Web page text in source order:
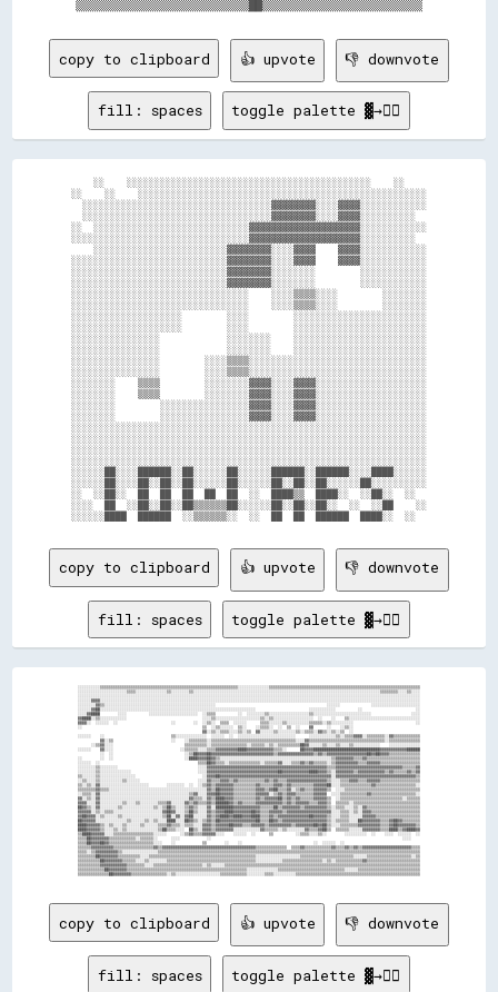
copy to clipboard 👍 upvote 👎 downvote
fill: spaces toggle palette ▓→✊🏽
    ░░    ░░░░░░░░░░░░░░░░░░░░░░░░░░░░░░░░░░░░░░░░░░░░    ░░
░░    ░░    ░░░░░░░░░░░░░░░░░░░░░░░░░░░░░░░░░░░░░░░░░░░░░░░░░░░░
  ░░░░░░░░░░░░░░░░░░░░░░░░░░░░░░░░░░▓▓▓▓▓▓▓▓░░░░▓▓▓▓░░░░░░░░░░░░
  ░░░░░░░░░░░░░░░░░░░░░░░░░░░░░░░░░░▓▓▓▓▓▓▓▓░░░░▓▓▓▓░░░░░░░░░░
░░  ░░░░░░░░░░░░░░░░░░░░░░░░░░░░▓▓▓▓▓▓▓▓▓▓▓▓▓▓▓▓▓▓▓▓░░░░░░░░░░░░
░░░░░░░░░░░░░░░░░░░░░░░░░░░░░░░░▓▓▓▓▓▓▓▓▓▓▓▓▓▓▓▓▓▓▓▓░░░░░░░░░░
    ░░░░░░░░░░░░░░░░░░░░░░░░▓▓▓▓▓▓▓▓░░░░▓▓▓▓    ▓▓▓▓░░░░░░░░░░░░
░░░░░░░░░░░░░░░░░░░░░░░░░░░░▓▓▓▓▓▓▓▓░░░░▓▓▓▓    ▓▓▓▓░░░░░░░░░░░░
░░░░░░░░░░░░░░░░░░░░░░░░░░░░▓▓▓▓▓▓▓▓░░░░░░░░        ░░░░░░░░░░░░
░░░░░░░░░░░░░░░░░░░░░░░░░░░░▓▓▓▓▓▓▓▓░░░░░░░░        ░░░░░░░░░░░░
░░░░░░░░░░░░░░░░░░░░░░░░░░░░░░░░    ░░░░▒▒▒▒░░░░        ░░░░░░░░
░░░░░░░░░░░░░░░░░░░░░░░░░░░░░░░░    ░░░░▒▒▒▒░░░░        ░░░░░░░░
░░░░░░░░░░░░░░░░░░░░        ░░░░        ░░░░░░░░░░░░░░░░░░░░░░░░
░░░░░░░░░░░░░░░░░░░░        ░░░░        ░░░░░░░░░░░░░░░░░░░░░░░░
░░░░░░░░░░░░░░░░            ░░░░░░░░    ░░░░░░░░░░░░░░░░░░░░░░░░
░░░░░░░░░░░░░░░░            ░░░░░░░░    ░░░░░░░░░░░░░░░░░░░░░░░░
░░░░░░░░░░░░░░░░        ░░░░▒▒▒▒░░░░░░░░░░░░░░░░░░░░░░░░░░░░░░░░
░░░░░░░░░░░░░░░░        ░░░░▒▒▒▒░░░░░░░░░░░░░░░░░░░░░░░░░░░░░░░░
░░░░░░░░    ▒▒▒▒        ░░░░░░░░▓▓▓▓░░░░▓▓▓▓░░░░░░░░░░░░░░░░░░░░
░░░░░░░░    ▒▒▒▒        ░░░░░░░░▓▓▓▓░░░░▓▓▓▓░░░░░░░░░░░░░░░░░░░░
░░░░░░░░        ░░░░░░░░░░░░░░░░▓▓▓▓░░░░▓▓▓▓░░░░░░░░░░░░░░░░░░░░
░░░░░░░░        ░░░░░░░░░░░░░░░░▓▓▓▓░░░░▓▓▓▓░░░░░░░░░░░░░░░░░░░░
░░░░░░░░░░░░░░░░░░░░░░░░░░░░░░░░░░░░░░░░░░░░░░░░░░░░░░░░░░░░░░░░
░░░░░░░░░░░░░░░░░░░░░░░░░░░░░░░░░░░░░░░░░░░░░░░░░░░░░░░░░░░░░░░░
░░░░░░░░░░░░░░░░░░░░░░░░░░░░░░░░░░░░░░░░░░░░░░░░░░░░░░░░░░░░░░░░
░░░░░░░░░░░░░░░░░░░░░░░░░░░░░░░░░░░░░░░░░░░░░░░░░░░░░░░░░░░░░░░░
░░░░░░██░░░░██████░░██░░░░░░██░░░░░░██████░░██████░░░░████░░░░░░
░░░░░░██░░░░██░░██░░██░░░░░░██░░░░░░██░░██░░██░░░░░░██░░░░░░░░░░
░░  ░░██░░  ██  ██  ██  ██  ██  ░░  ████▒▒  ████░░  ░░██░░  ░░
░░░░  ██  ░░██░░██░░██▒▒▒▒▒▒██░░░░░░██░░██░░██░░  ░░  ░░██    ░░
copy to clipboard 👍 upvote 👎 downvote
fill: spaces toggle palette ▓→✊🏽
░░░░░░▓▓▓▓░░░░░░░░░░░░░░░░░░░░░░░░░░░░░░░░░░░░░░░░░░░░░░░░░░░░░░░░░░░░░░░░░░░░░░░░░░░░░░░░░░░░░░░░░░░░░░░░░░░░░░░░░░░░░░░░░░░░░░░░░░░░░░░░░░░░░░░░░░░░░░░░
░░░░░░░░▓▓▒▒░░░░░░░░░░░░░░░░░░░░░░░░░░░░░░░░░░░░░░░░░░░░░░░░░░                                                  ░░░░░░              ░░░░░░░░░░░░░░░░░░░░░░
░░░░░░▓▓██░░░░░░░░░░░░░░░░░░░░░░░░░░░░░░░░░░░░░░░░░░░░░░░░░░░░░░░░░░░░░░░░░░░░░░                        ░░░░░░░░░░░░          ░░                        ░░
░░░░▓▓████        ░░░░          ░░░░░░░░░░░░░░░░░░░░░░  ░░▒▒▒▒          ░░  ░░░░░░░░▒▒░░░░░░░░░░░░░░░░░░▒▒░░░░░░░░░░░░░░░░░░░░░░░░░░                  ░░░░
▓▓████░░▒▒░░░░░░░░░░░░                                  ░░░░▒▒░░░░░░░░░░░░░░░░░░░░▒▒░░▒▒░░░░░░░░░░░░░░░░░░  ░░    ░░    ▒▒░░░░░░░░░░░░░░░░░░░░░░░░░░░░░░░░
▓▓▓▓░░  ░░░░░░  ░░                        ░░        ░░  ░░▒▒░░  ▒▒▒▒  ░░░░░░      ▒▒▒▒░░░░░░▒▒░░░░░░░░░░▒▒▒▒▒▒░░▒▒░░░░░░░░░░                            ░░
░░                                                      ▒▒  ░░▒▒░░░░░░  ▒▒░░    ░░▒▒▒▒░░  ░░  ▒▒  ░░    ▓▓      ░░    ░░▒▒░░
                                                        ▓▓░░▒▒░░▒▒▒▒░░░░▒▒░░▒▒  ▓▓░░░░░░▒▒░░░░░░░░▒▒░░▒▒▒▒░░▓▓▒▒░░▒▒░░▒▒  ░░
░░░░░░    ░░                              ▒▒░░░░░░░░░░░░░░  ░░░░░░  ░░  ░░░░░░░░░░░░░░░░░░░░░░░░░░      ░░░░░░░░░░░░▒▒░░▒▒▒▒▓▓▓▓░░▒▒▒▒▒▒▒▒░░▓▓▒▒▒▒▒▒▒▒▒▒▒▒
          ▓▓░░▒▒                          ░░    ░░▒▒▒▒▒▒▒▒░░▒▒▒▒▒▒▒▒▒▒▒▒▒▒▒▒▒▒▒▒▒▒▒▒▒▒▒▒▒▒▒▒▒▒▒▒▒▒░░░░▓▓▒▒▒▒▒▒▒▒▒▒▒▒▒▒▒▒▒▒▒▒▒▒▒▒▒▒▒▒▒▒▒▒▒▒░░▒▒▒▒▒▒▒▒▒▒▒▒▒▒
      ░░▒▒▓▓░░░░                                ▒▒▒▒▒▒▒▒▒▒░░▒▒▒▒▒▒▒▒▒▒▒▒▒▒▒▒░░▒▒▒▒▒▒░░▒▒░░▒▒▒▒▒▒▒▒▒▒██▓▓░░░░░░▒▒░░░░▒▒░░░░▒▒░░░░░░░░░░░░    ░░░░░░░░░░░░░░
░░░░░░    ▓▓░░░░                              ░░▒▒▒▒▒▒░░░░▒▒▒▒▓▓▓▓▓▓▓▓▓▓████▓▓▓▓▓▓▓▓▓▓▓▓▒▒▒▒░░      ██▓▓▓▓██████████████████████████████▓▓▓▓▓▓▓▓▓▓▓▓██████
          ░░  ░░                                ░░▒▒██▓▓▓▓██▓▓▓▓▓▓▓▓▓▓▓▓▓▓▓▓▓▓▓▓▓▓▓▓▓▓▓▓▒▒▓▓▓▓▓▓▓▓▓▓▓▓▓▓▓▓▒▒▓▓▒▒▓▓▓▓▓▓▓▓▓▓▓▓▓▓▓▓▓▓██▓▓██▓▓▓▓▒▒▒▒▒▒▒▒▒▒▒▒▒▒
░░        ░░  ░░                                ░░████▓▓▓▓██▓▓▒▒░░░░░░░░░░░░░░░░░░░░░░░░░░░░░░░░░░░░░░░░░░░░░░░░░░▒▒▓▓▓▓▓▓▓▓▒▒▒▒▓▓▒▒▒▒▒▒▒▒▒▒▒▒▒▒▒▒▒▒▒▒▒▒▒▒
░░░░░░  ░░                                            ▒▒▒▒██▓▓▒▒▒▒░░▒▒▒▒▒▒▒▒▒▒▒▒▒▒░░▒▒▒▒▒▒▓▓░░░░▒▒▒▒▓▓▒▒▓▓▒▒▒▒▒▒░░▒▒▓▓▓▓▓▓▓▓▓▓▒▒▒▒▓▓▓▓▓▓▒▒▒▒▒▒▒▒▒▒▒▒▒▒▒▒▒▒
░░░░░░░░▒▒░░░░░░░░                                    ░░░░▓▓▓▓▓▓▓▓▓▓▓▓▓▓▓▓▓▓▓▓▓▓▓▓▓▓▓▓▓▓▓▓▓▓▓▓▓▓▓▓▓▓▓▓▓▓▓▓▓▓▓▓▓▓▒▒▒▒▓▓▓▓▓▓▓▓▓▓▓▓▓▓▓▓▓▓▓▓▓▓▓▓▓▓▓▓▓▓▒▒▒▒▒▒▓▓
░░░░░░░░▒▒░░░░░░░░░░░░░░                              ░░░░▓▓▓▓▓▓▓▓▓▓▓▓▓▓▓▓▓▓▓▓▓▓▓▓▓▓▓▓▓▓▓▓██▓▓▓▓▓▓▓▓▓▓▓▓████▓▓▓▓▒▒░░▓▓▓▓▓▓▓▓▒▒▓▓▓▓▓▓▓▓▓▓▓▓▒▒▓▓▒▒▒▒▒▒▓▓▒▒▓▓
▒▒░░░░░░▒▒░░░░░░░░░░░░░░░░                              ░░▓▓▓▓██▓▓▓▓▓▓▓▓▓▓▓▓▓▓▓▓▓▓▓▓▓▓▓▓▓▓▓▓▓▓▓▓▓▓▓▓▓▓▓▓▓▓▓▓▓▓▓▓▓▓░░▓▓▓▓▓▓▓▓▓▓▓▓▓▓▓▓▓▓▓▓▓▓▓▓▓▓▓▓▓▓▓▓▓▓▓▓▒▒
░░▒▒░░░░▒▒░░░░░░░░░░▒▒░░░░░░                          ░░░░▓▓▒▒▒▒▓▓▓▓▒▒▓▓▒▒▒▒▒▒▒▒▒▒▒▒▓▓▒▒▓▓▒▒▒▒▓▓▓▓▓▓▓▓▓▓▓▓▓▓▓▓▓▓▒▒░░░░▒▒▒▒▓▓▓▓▒▒▒▒▓▓▓▓▓▓▒▒▒▒▒▒▒▒▒▒▒▒▒▒▒▒▒▒
▒▒░░▒▒░░▓▓░░░░░░░░░░░░░░░░░░░░░░        ░░░░░░░░  ░░  ░░▒▒▓▓▒▒▓▓▓▓▓▓▓▓▒▒▒▒▒▒▒▒▒▒▓▓▒▒▒▒▒▒▓▓▓▓▒▒▓▓▒▒▒▒▒▒▒▒▒▒▓▓▓▓▓▓██░░░░▒▒▒▒▒▒▒▒▒▒▒▒▒▒▓▓▒▒▒▒▒▒▒▒▒▒▒▒▒▒▒▒▒▒░░
▒▒▒▒▒▒▒▒▓▓▒▒▒▒░░░░░░░░░░░░░░░░░░░░░░░░░░░░░░░░░░░░░░░░░░░░▓▓▒▒██▓▓▓▓▓▓▒▒▒▒▒▒▒▒▒▒▓▓▓▓▒▒▓▓██▒▒▒▒▓▓░░▒▒▓▓▒▒▒▒▓▓▓▓▓▓▒▒  ░░░░▒▒▒▒▒▒▒▒▒▒▒▒▒▒▒▒▒▒▒▒▒▒▒▒▒▒▒▒▒▒▒▒▒▒
░░▒▒▒▒░░▓▓░░░░░░░░░░░░░░░░░░░░░░░░░░░░░░░░░░░░░░░░▒▒▓▓░░░░▓▓▓▓██▓▓▓▓▓▓▒▒▒▒▒▒▒▒▒▒▓▓▓▓▓▓░░▒▒▓▓▒▒▓▓▓▓▒▒▒▒▒▒▒▒▓▓▓▓▓▓  ░░░░▒▒▒▒▒▒▒▒▒▒▒▒▓▓▒▒▒▒▒▒▒▒▒▒▒▒▒▒▒▒▒▒▒▒░░
▓▓░░▒▒░░▓▓░░░░░░░░░░░░░░░░░░░░░░░░░░░░░░░░░░░░░░░░▓▓▒▒▒▒░░▓▓▒▒████▓▓▓▓▒▒▒▒▒▒▒▒▒▒▓▓▒▒▓▓▓▓▓▓██▒▒▓▓▒▒▓▓▒▒▒▒▒▒▓▓▓▓▓▓▒▒  ░░▒▒▒▒▒▒▒▒▒▒▒▒▒▒▒▒▒▒▒▒▒▒▒▒▒▒▒▒░░▒▒▒▒▒▒
▓▓▓▓░░░░▓▓░░░░░░░░░░▒▒░░░░▒▒░░░░░░░░▒▒▒▒▓▓░░░░░░▓▓▒▒▓▓▒▒▒▒▓▓▒▒██████▓▓▒▒▓▓▒▒▒▒▒▒▓▓▓▓▓▓▓▓▓▓▓▓▒▒▓▓▒▒▓▓▓▓▓▓▒▒▒▒▓▓▓▓▒▒  ▒▒▒▒▒▒░░▒▒▒▒▒▒▒▒▒▒▒▒▒▒▒▒▒▒▒▒▒▒▒▒▒▒▒▒▒▒
██▓▓▒▒░░▓▓░░░░░░░░▒▒░░░░░░░░░░░░░░▒▒░░▒▒██▒▒░░░░▒▒▓▓▒▒░░░░▓▓░░████████▓▓▓▓▓▓▓▓▓▓▓▓▒▒▒▒▒▒██▒▒▓▓▓▓▓▓▓▓▒▒▓▓▓▓▓▓▓▓▓▓▒▒░░▒▒▒▒░░░░▒▒░░▓▓▒▒▒▒▒▒▒▒▒▒▒▒▒▒▒▒▒▒▒▒▒▒▒▒
▓▓▓▓▓▓░░▒▒░░▒▒▒▒░░░░░░░░░░░░░░░░░░░░░░▓▓██▓▓░░░░▒▒██▒▒░░░░▓▓▒▒▓▓▓▓████▓▓▓▓▓▓▓▓██▓▓▒▒▒▒▓▓▓▓▓▓▒▒▓▓▓▓▓▓▓▓▓▓▓▓▓▓▓▓▓▓▓▓░░░░▒▒▒▒░░▒▒░░▓▓▓▓▒▒▒▒▒▒▒▒▒▒▒▒▒▒▒▒▒▒▒▒▒▒
▓▓██▓▓▓▓░░▒▒░░░░░░▒▒░░░░░░░░░░░░░░░░░░▒▒██░░▓▓░░▓▓██░░░░░░▓▓▒▒▓▓████▓▓████▓▓▓▓████▒▒▒▒▓▓▒▒▓▓▓▓▓▓▓▓▓▓▓▓▓▓██▓▓▓▓▓▓▒▒░░░░▒▒▒▒░░░░░░▓▓▓▓▓▓▒▒▒▒▒▒▒▒▒▒▒▒▒▒▒▒▒▒▒▒
██▓▓▓▓▓▓░░░░░░░░░░░░░░▒▒░░░░░░▒▒░░▒▒░░░░████░░░░██▓▓▒▒░░▒▒▓▓▒▒██▓▓▓▓▓▓▓▓▓▓▓▓▓▓▓▓██▒▒▒▒██▓▓▒▒▓▓▓▓▓▓▓▓▓▓▓▓▓▓▓▓▓▓▓▓▒▒░░▒▒▒▒▒▒░░░░██▓▓▓▓▓▓▓▓▒▒▒▒▓▓██▓▓▒▒▒▒▒▒▒▒
████▓▓▓▓▓▓▒▒░░▒▒░░░░▒▒░░░░░░▒▒░░░░░░▒▒▒▒▓▓▒▒▒▒░░▒▒▒▒░░░░▓▓▓▓▒▒▓▓▓▓▓▓██▓▓▓▓▒▒▒▒▓▓▓▓▓▓▒▒▓▓▓▓▓▓▓▓▓▓▒▒▓▓▓▓▓▓▓▓██▓▓██▒▒░░░░▒▒▒▒▒▒▒▒▓▓▓▓▓▓▓▓▓▓▒▒▒▒▓▓██▓▓▓▓▓▓▓▓▒▒
████▓▓▓▓▓▓▒▒░░░░▒▒░░▒▒░░░░░░░░░░░░░░▒▒██▒▒▒▒░░░░  ██▒▒░░▓▓▓▓▒▒▓▓▓▓▓▓▓▓░░░░░░░░░░░░▓▓▒▒▒▒▒▒░░▒▒░░░░░░░░▓▓▒▒▒▒▓▓██▒▒  ▒▒▒▒▒▒░░░░░░▓▓▓▓▓▓▓▓▒▒▒▒████▒▒▓▓████▓▓
▒▒████▓▓▓▓▓▓░░░░▒▒▒▒▒▒▒▒▒▒▒▒▒▒▒▒▒▒░░░░░░      ░░▒▒▓▓▒▒▒▒▓▓▓▓▓▓░░░░    ░░░░░░  ░░      ▒▒          ░░▒▒▒▒░░░░▒▒░░        ░░░░░░░░░░  ░░    ░░░░  ░░░░░░  ░░
▒▒▒▒██▓▓▓▓▓▓▓▓▒▒▒▒▒▒▒▒▒▒▒▒░░▒▒▒▒▒▒░░      ░░░░            ░░                                                                                      ░░░░
▒▒▒▒██▓▓▓▓██▓▓▒▒▒▒▒▒▒▒▒▒▒▒▒▒▒▒▒▒▒▒░░░░    ░░            ▒▒        ░░    ░░                                ░░  ░░░░░░  ░░
▒▒▒▒▒▒▓▓▓▓▓▓▓▓▓▓▒▒▒▒▒▒▒▒▒▒▒▒▒▒▒▒▒▒▓▓▒▒▓▓▓▓▓▓▓▓▓▓▓▓▓▓▓▓▓▓▓▓▓▓▓▓▓▓▓▓▓▓▓▓▓▓▓▓▓▓▓▓▓▓▒▒▒▒▒▒▒▒▒▒▒▒▒▒  ▒▒▒▒▓▓▒▒▒▒▒▒▒▒▒▒▒▒▓▓▒▒▒▒▓▓▒▒▓▓▒▒▓▓▓▓▓▓▓▓▓▓▓▓▓▓▓▓▓▓▓▓▓▓▒▒▒▒
▒▒▒▒░░▒▒▓▓▓▓▓▓▓▓▓▓▒▒░░░░░░░░░░░░░░░░▒▒▒▒▒▒▒▒▒▒▒▒▒▒▒▒▒▒▒▒▒▒▒▒▒▒▒▒▒▒▒▒▒▒▒▒▒▒▒▒▒▒▒▒▒▒▒▒▒▒▒▒▒▒▒▒▒▒▒▒▒▒▒▒▒▒▒▒▒▒▒▒▒▒▒▒▒▒▒▒▒▒▒▒▒▒▒▒▒▒▒▒▒▒▒▒▒▒▒▒▒▒▒▒▒▒▒▒▒▒▒▒▒▒▒▒▒▒
▒▒▒▒▒▒▒▒██▓▓▓▓▓▓▓▓▒▒▒▒▒▒▒▒▒▒░░░░▒▒▒▒▒▒▒▒▒▒▒▒▒▒▒▒▒▒▒▒▒▒▒▒▒▒▒▒▒▒▒▒▒▒▒▒▒▒▒▒▒▒▒▒▒▒▒▒░░░░░░░░░░░░░░░░░░░░▒▒▒▒▒▒▒▒▒▒▒▒▒▒▒▒▒▒▒▒▒▒▒▒░░░░░░▒▒▒▒▒▒▒▒▒▒▒▒▒▒▒▒▒▒▒▒░░▒▒
▒▒▒▒▒▒▒▒▒▒██▓▓▓▓▓▓▓▓▒▒▒▒▒▒░░░░▒▒░░░░░░░░▒▒▒▒▒▒▒▒▒▒▒▒▒▒▒▒▒▒▒▒▒▒▒▒▒▒▒▒▒▒▒▒▒▒▒▒▒▒▒▒░░░░░░░░░░░░▒▒▒▒▒▒▒▒▒▒▒▒▒▒▒▒▒▒░░▒▒░░▒▒▒▒▒▒▒▒▒▒▒▒▓▓▒▒▒▒▒▒▒▒▒▒▒▒▒▒▒▒▒▒▒▒▒▒▒▒
▒▒▒▒▒▒▒▒▒▒▓▓▓▓▓▓▓▓▓▓▓▓▒▒▒▒▒▒▒▒░░░░▒▒▒▒▒▒▒▒▒▒▒▒▒▒▒▒▒▒▒▒▒▒░░▒▒░░░░░░▒▒▒▒▒▒▒▒▒▒▒▒▒▒▒▒▒▒▒▒▒▒▒▒▒▒▒▒▒▒▒▒▒▒▒▒▒▒▒▒▒▒▒▒▒▒▒▒▒▒▒▒▒▒▒▒▒▒▒▒▒▒▒▒▒▒▒▒▒▒▒▒▒▒▒▒▒▒▒▒▒▒▒▒▒▒▒▒
▒▒▒▒▒▒▒▒▒▒▒▒██▓▓▓▓▓▓▓▓▒▒▒▒▒▒▒▒▒▒▒▒▒▒▒▒▒▒▒▒▒▒▒▒▒▒▒▒▒▒▒▒▒▒▒▒▒▒▒▒▒▒▒▒▒▒▒▒▒▒▒▒▒▒░░░░░░░░░░░░░░▒▒▒▒▒▒▒▒▒▒▒▒▒▒▒▒▒▒▒▒▒▒▒▒▒▒▒▒▒▒░░░░░░▒▒▒▒▒▒▒▒▒▒▒▒▒▒▒▒▒▒▒▒▒▒▒▒▒▒▒▒
copy to clipboard 👍 upvote 👎 downvote
fill: spaces toggle palette ▓→✊🏽